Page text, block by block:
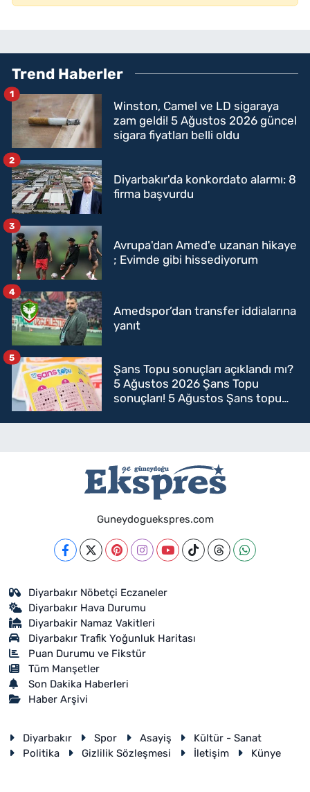
Trend Haberler
Winston, Camel ve LD sigaraya
zam geldi! 5 Ağustos 2026 güncel
sigara fiyatları belli oldu
1
Diyarbakır'da konkordato alarmı: 8
firma başvurdu
2
Avrupa'dan Amed'e uzanan hikaye
; Evimde gibi hissediyorum
3
Amedspor’dan transfer iddialarına
yanıt
4
Şans Topu sonuçları açıklandı mı?
5 Ağustos 2026 Şans Topu
sonuçları! 5 Ağustos Şans topu
5
Guneydoguekspres.com
Diyarbakır Nöbetçi Eczaneler
Diyarbakır Hava Durumu
Diyarbakir Namaz Vakitleri
Diyarbakır Trafik Yoğunluk Haritası
Puan Durumu ve Fikstür
Tüm Manşetler
Son Dakika Haberleri
Haber Arşivi
Diyarbakır Spor Asayiş
Kültür - Sanat
Politika
Gizlilik Sözleşmesi İletişim Künye